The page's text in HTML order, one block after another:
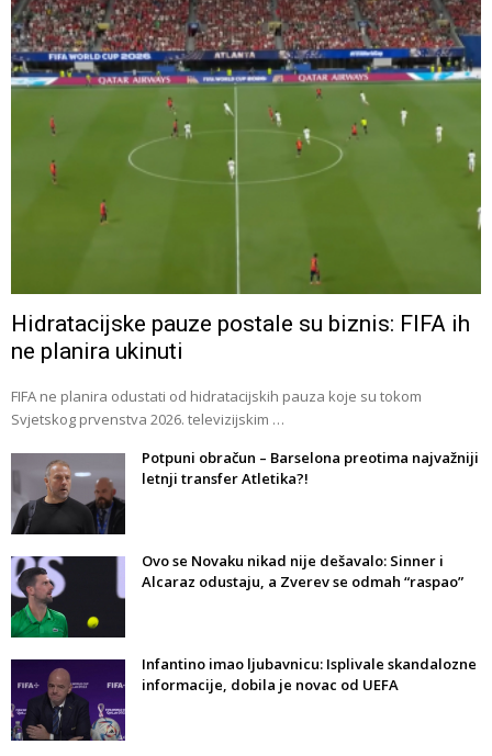
Hidratacijske pauze postale su biznis: FIFA ih
ne planira ukinuti
FIFA ne planira odustati od hidratacijskih pauza koje su tokom
Svjetskog prvenstva 2026. televizijskim …
Potpuni obračun – Barselona preotima najvažniji
letnji transfer Atletika?!
Ovo se Novaku nikad nije dešavalo: Sinner i
Alcaraz odustaju, a Zverev se odmah “raspao”
Infantino imao ljubavnicu: Isplivale skandalozne
informacije, dobila je novac od UEFA